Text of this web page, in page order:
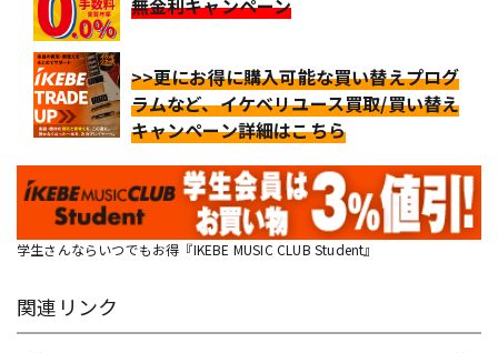
無金利キャンペーン
>>更にお得に購入可能な買い替えプログ
ラムなど、イケベリユース買取/買い替え
キャンペーン詳細はこちら
学生さんならいつでもお得『IKEBE MUSIC CLUB Student』
関連リンク